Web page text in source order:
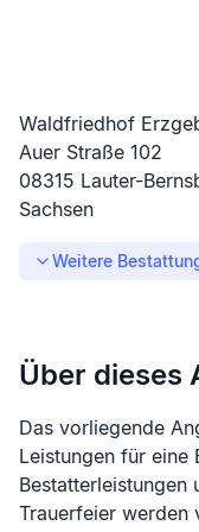
Waldfriedhof
Auer Straße 102
08315 Lauter-
Sachsen
Weitere
Über dieses
Das vorliegende
Leistungen für eine
Bestatterleistungen
Trauerfeier werden